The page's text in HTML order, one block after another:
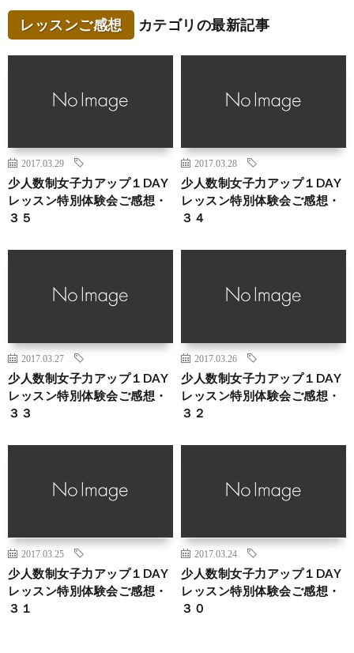
レッスンご感想 カテゴリの最新記事
2017.03.29
少人数制女子力アップ１DAY
レッスン特別体験会ご感想・
３５
2017.03.28
少人数制女子力アップ１DAY
レッスン特別体験会ご感想・
３４
2017.03.27
少人数制女子力アップ１DAY
レッスン特別体験会ご感想・
３３
2017.03.26
少人数制女子力アップ１DAY
レッスン特別体験会ご感想・
３２
2017.03.25
少人数制女子力アップ１DAY
レッスン特別体験会ご感想・
３１
2017.03.24
少人数制女子力アップ１DAY
レッスン特別体験会ご感想・
３０